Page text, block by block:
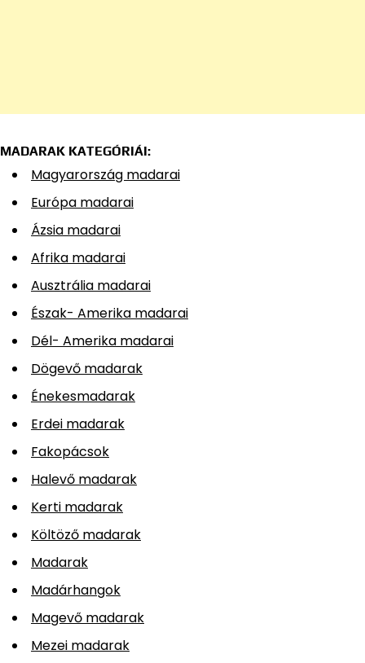
MADARAK KATEGÓRIÁI:
Magyarország madarai
Európa madarai
Ázsia madarai
Afrika madarai
Ausztrália madarai
Észak- Amerika madarai
Dél- Amerika madarai
Dögevő madarak
Énekesmadarak
Erdei madarak
Fakopácsok
Halevő madarak
Kerti madarak
Költöző madarak
Madarak
Madárhangok
Magevő madarak
Mezei madarak